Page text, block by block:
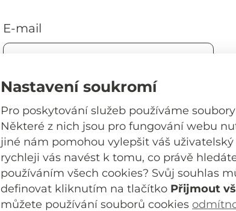
Nastavení soukromí
Pro poskytování služeb používáme
Některé z nich jsou pro fungování webu
jiné nám pomohou vylepšit váš uživatelský
rychleji vás navést k tomu, co právě
používáním všech cookies? Svůj souhlas
definovat kliknutím na tlačítko Přijmout
můžete používání souborů cookies
E-mail
Heslo
Přihlásit trvale
Přihlásit se